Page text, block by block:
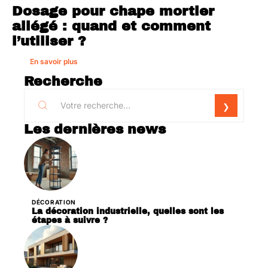
Dosage pour chape mortier
allégé : quand et comment
l’utiliser ?
En savoir plus
Recherche
Les dernières news
DÉCORATION
La décoration industrielle, quelles sont les
étapes à suivre ?